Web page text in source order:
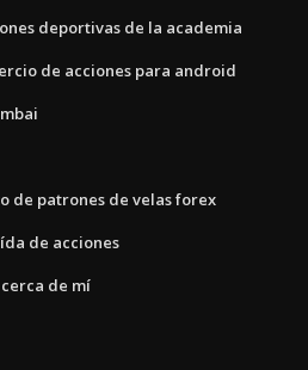
deportivas de la academia
de acciones para android
de patrones de velas forex
de acciones
de mí